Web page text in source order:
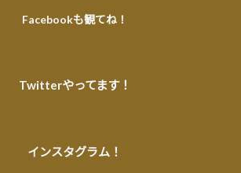
Facebookも観てね！
Twitterやってます！
インスタグラム！